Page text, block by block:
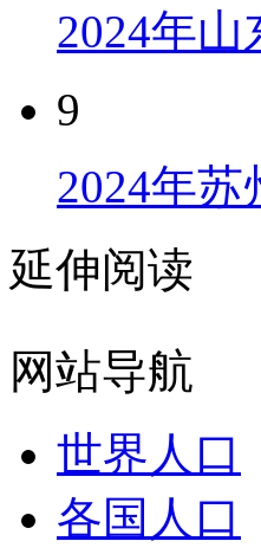
2024年
9
2024年苏
延伸阅读
网站导航
世界人口
各国人口